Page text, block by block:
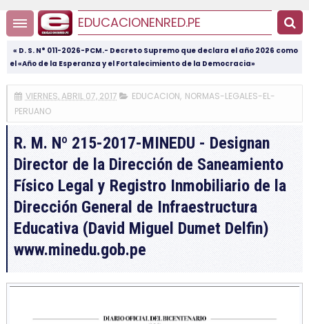
EDUCACIONENRED.PE
« D. S. N° 011-2026-PCM.- Decreto Supremo que declara el año 2026 como
el «Año de la Esperanza y el Fortalecimiento de la Democracia»
VIERNES, ABRIL 07, 2017 EDUCACION, NORMAS-LEGALES-EL-
PERUANO
R. M. Nº 215-2017-MINEDU - Designan
Director de la Dirección de Saneamiento
Físico Legal y Registro Inmobiliario de la
Dirección General de Infraestructura
Educativa (David Miguel Dumet Delfin)
www.minedu.gob.pe